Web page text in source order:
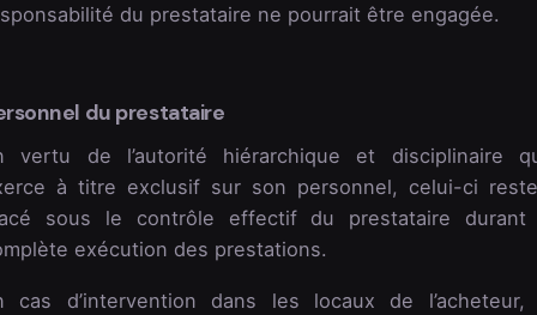
du prestataire ne pourrait être engagée.
du prestataire
vertu de l’autorité hiérarchique et disciplinaire
à titre exclusif sur son personnel, celui-ci
sous le contrôle effectif du prestataire durant
exécution des prestations.
cas d’intervention dans les locaux de l’acheteur,